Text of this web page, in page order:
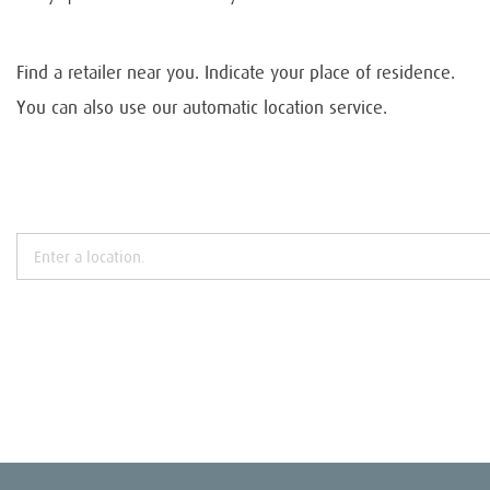
Find a retailer near you. Indicate your place of residence.
You can also use our automatic location service.